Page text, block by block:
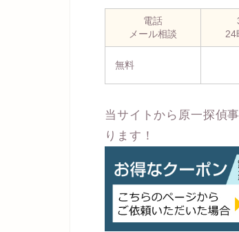
電話
メール相談
24
無料
当サイトから原一探偵
ります！